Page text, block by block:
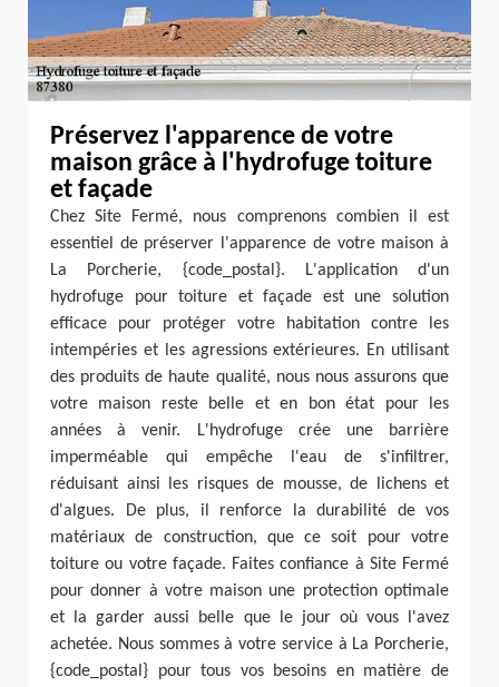
Préservez l'apparence de votre
maison grâce à l'hydrofuge toiture
et façade
Chez Site Fermé, nous comprenons combien il est
essentiel de préserver l'apparence de votre maison à
La Porcherie, {code_postal}. L'application d'un
hydrofuge pour toiture et façade est une solution
efficace pour protéger votre habitation contre les
intempéries et les agressions extérieures. En utilisant
des produits de haute qualité, nous nous assurons que
votre maison reste belle et en bon état pour les
années à venir. L'hydrofuge crée une barrière
imperméable qui empêche l'eau de s'infiltrer,
réduisant ainsi les risques de mousse, de lichens et
d'algues. De plus, il renforce la durabilité de vos
matériaux de construction, que ce soit pour votre
toiture ou votre façade. Faites confiance à Site Fermé
pour donner à votre maison une protection optimale
et la garder aussi belle que le jour où vous l'avez
achetée. Nous sommes à votre service à La Porcherie,
{code_postal} pour tous vos besoins en matière de